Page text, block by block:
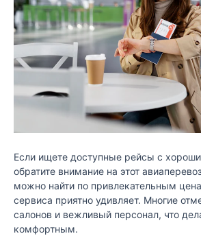
Если ищете доступные рейсы с
обратите внимание на этот
можно найти по привлекательным
сервиса приятно удивляет. Многие
салонов и вежливый персонал, что
комфортным.